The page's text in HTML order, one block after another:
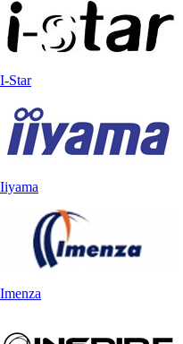
I-Star
Iiyama
Imenza